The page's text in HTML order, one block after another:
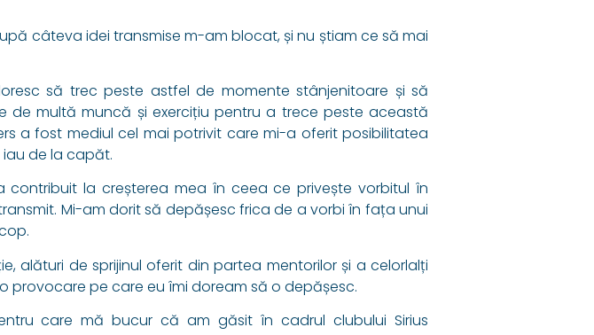
câteva idei transmise m-am blocat, și nu știam ce să mai
să trec peste astfel de momente stânjenitoare și să
multă muncă și exercițiu pentru a trece peste această
a fost mediul cel mai potrivit care mi-a oferit posibilitatea
de la capăt.
contribuit la creșterea mea în ceea ce privește vorbitul în
Mi-am dorit să depășesc frica de a vorbi în fața unui
alături de sprijinul oferit din partea mentorilor și a celorlalți
provocare pe care eu îmi doream să o depășesc.
care mă bucur că am găsit în cadrul clubului Sirius